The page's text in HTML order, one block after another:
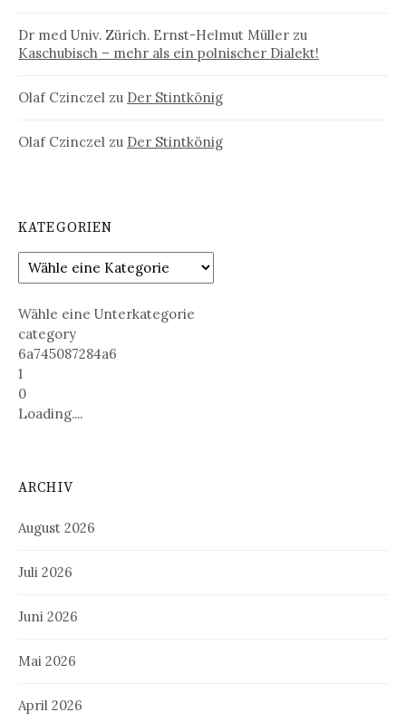
Dr med Univ. Zürich. Ernst-Helmut Müller zu
Kaschubisch – mehr als ein polnischer Dialekt!
Olaf Czinczel zu Der Stintkönig
Olaf Czinczel zu Der Stintkönig
KATEGORIEN
Wähle eine Unterkategorie
category
6a745087284a6
1
0
Loading....
ARCHIV
August 2026
Juli 2026
Juni 2026
Mai 2026
April 2026